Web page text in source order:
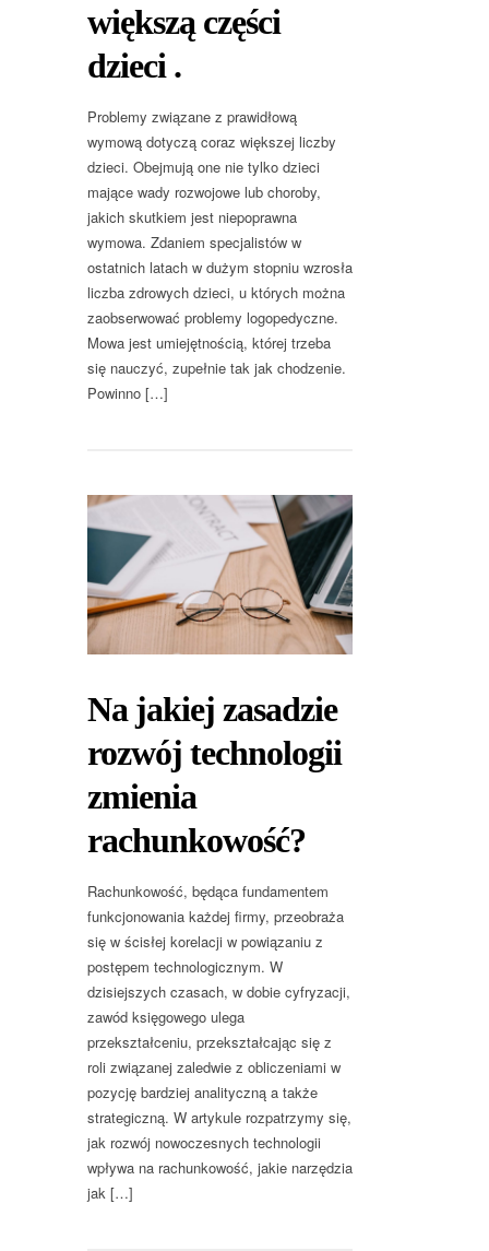
większą części
dzieci .
Problemy związane z prawidłową
wymową dotyczą coraz większej liczby
dzieci. Obejmują one nie tylko dzieci
mające wady rozwojowe lub choroby,
jakich skutkiem jest niepoprawna
wymowa. Zdaniem specjalistów w
ostatnich latach w dużym stopniu wzrosła
liczba zdrowych dzieci, u których można
zaobserwować problemy logopedyczne.
Mowa jest umiejętnością, której trzeba
się nauczyć, zupełnie tak jak chodzenie.
Powinno […]
Na jakiej zasadzie
rozwój technologii
zmienia
rachunkowość?
Rachunkowość, będąca fundamentem
funkcjonowania każdej firmy, przeobraża
się w ścisłej korelacji w powiązaniu z
postępem technologicznym. W
dzisiejszych czasach, w dobie cyfryzacji,
zawód księgowego ulega
przekształceniu, przekształcając się z
roli związanej zaledwie z obliczeniami w
pozycję bardziej analityczną a także
strategiczną. W artykule rozpatrzymy się,
jak rozwój nowoczesnych technologii
wpływa na rachunkowość, jakie narzędzia
jak […]